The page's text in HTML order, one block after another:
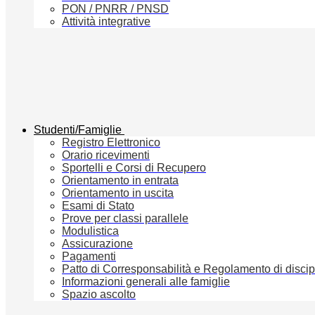
PON / PNRR / PNSD
Attività integrative
Studenti/Famiglie
Registro Elettronico
Orario ricevimenti
Sportelli e Corsi di Recupero
Orientamento in entrata
Orientamento in uscita
Esami di Stato
Prove per classi parallele
Modulistica
Assicurazione
Pagamenti
Patto di Corresponsabilità e Regolamento di
Informazioni generali alle famiglie
Spazio ascolto